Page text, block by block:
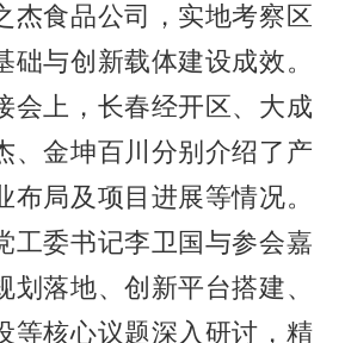
杰食品公司，实地考察区
础与创新载体建设成效。
会上，长春经开区、大成
、金坤百川分别介绍了产
布局及项目进展等情况。
工委书记李卫国与参会嘉
划落地、创新平台搭建、
等核心议题深入研讨，精